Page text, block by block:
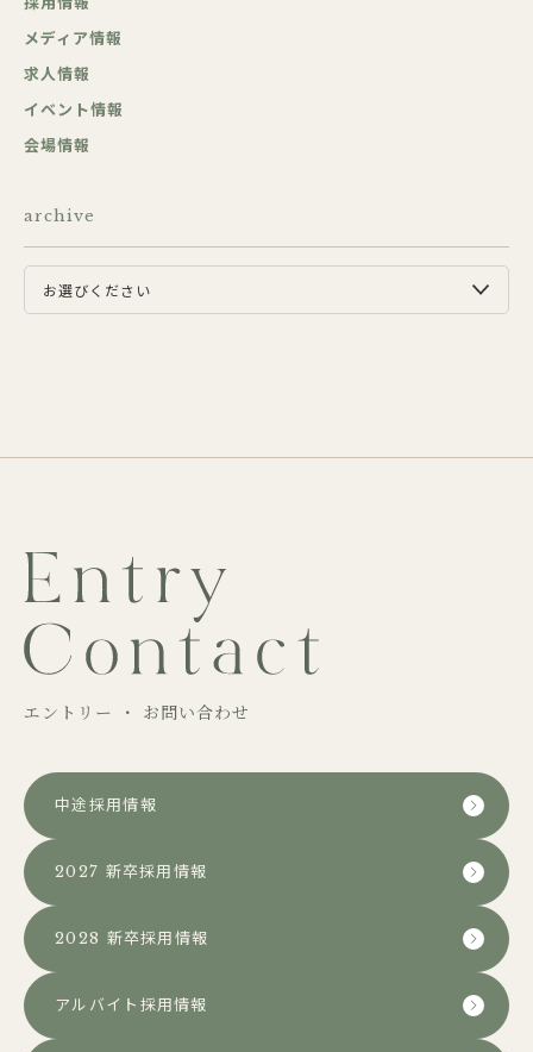
メディア情報
求人情報
イベント情報
会場情報
archive
エントリー ・ お問い合わせ
中途採用情報
2027 新卒採用情報
2028 新卒採用情報
アルバイト採用情報